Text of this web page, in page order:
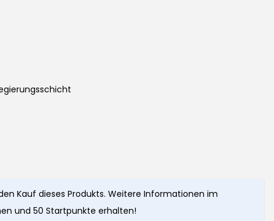
Kauf dieses Produkts. Weitere Informationen im
und 50 Startpunkte erhalten!